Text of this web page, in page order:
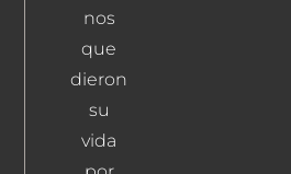
nos
que
dieron
su
vida